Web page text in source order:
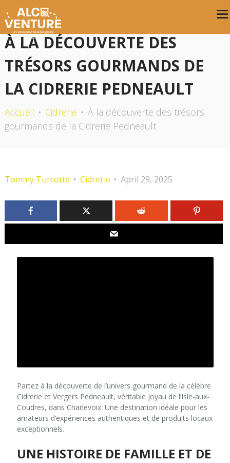
À LA DÉCOUVERTE DES
TRÉSORS GOURMANDS DE
LA CIDRERIE PEDNEAULT
Accueil Cidrerie
À la découverte des trésors
gourmands de la Cidrerie Pedneault
Tommy Turcotte Cidrerie April 29, 2025
Partez à la découverte de l’univers gourmand de la célèbre
Cidrerie et Vergers Pedneault, véritable joyau de l’Isle-aux-
Coudres, dans Charlevoix. Une destination idéale pour les
amateurs d’expériences authentiques et de produits locaux
exceptionnels.
UNE HISTOIRE DE FAMILLE ET DE